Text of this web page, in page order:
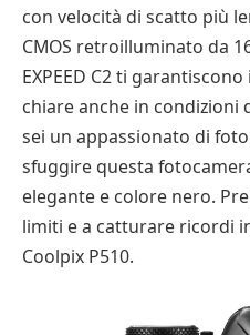
con velocità di scatto più
CMOS retroilluminato da
EXPEED C2 ti
chiare anche in condizioni
sei un appassionato di
sfuggire questa
elegante e colore nero.
limiti e a catturare ricordi
Coolpix P510.